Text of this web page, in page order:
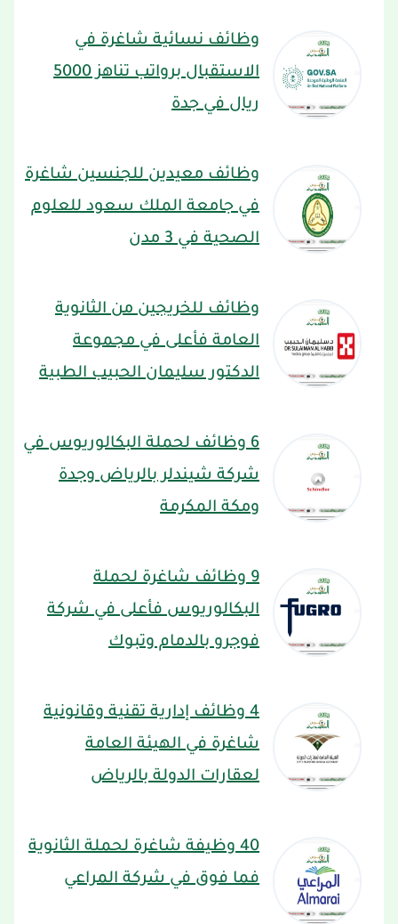
وظائف نسائية شاغرة في
الاستقبال برواتب تناهز 5000
ريال في جدة
وظائف معيدين للجنسين شاغرة
في جامعة الملك سعود للعلوم
الصحية في 3 مدن
وظائف للخريجين من الثانوية
العامة فأعلى في مجموعة
الدكتور سليمان الحبيب الطبية
6 وظائف لحملة البكالوريوس في
شركة شيندلر بالرياض وجدة
ومكة المكرمة
9 وظائف شاغرة لحملة
البكالوريوس فأعلى في شركة
فوجرو بالدمام وتبوك
4 وظائف إدارية تقنية وقانونية
شاغرة في الهيئة العامة
لعقارات الدولة بالرياض
40 وظيفة شاغرة لحملة الثانوية
فما فوق في شركة المراعي